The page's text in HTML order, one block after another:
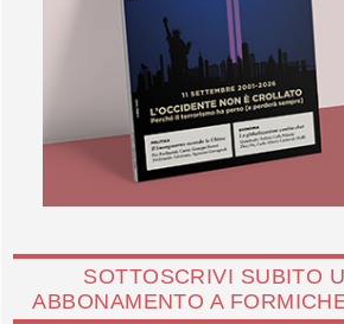
SOTTOSCRIVI SUBITO
ABBONAMENTO A